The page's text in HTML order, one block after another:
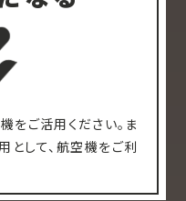
をご活用ください。ま
として、航空機をご利